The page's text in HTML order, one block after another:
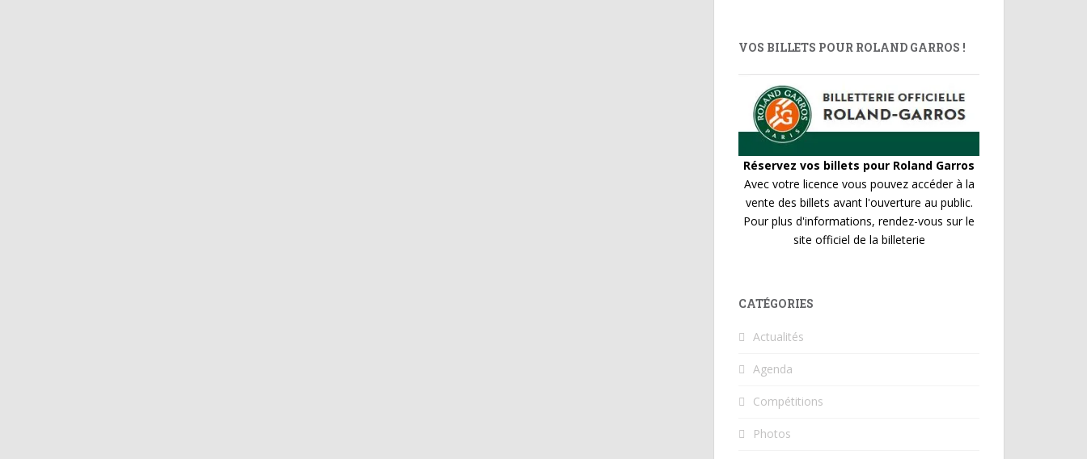
VOS BILLETS POUR ROLAND GARROS !
Réservez vos billets pour Roland Garros
Avec votre licence vous pouvez accéder à la
vente des billets avant l'ouverture au public.
Pour plus d'informations, rendez-vous sur le
site officiel de la billeterie
CATÉGORIES
Actualités
Agenda
Compétitions
Photos